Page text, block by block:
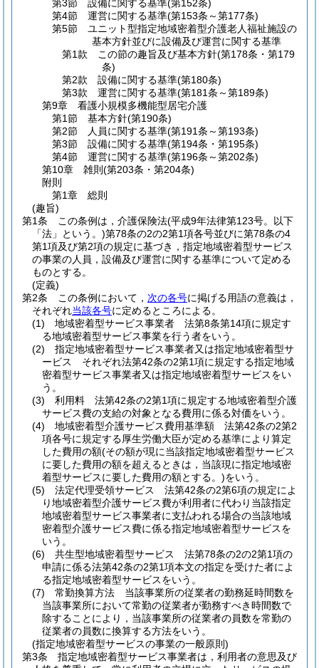
第3節
設備に関する基準(第152条)
第4節
運営に関する基準(第153条～第177条)
第5節
ユニット型指定地域密着型介護老人福祉施設の
基本方針並びに設備及び運営に関する基準
第1款
この節の趣旨及び基本方針(第178条・第179
条)
第2款
設備に関する基準(第180条)
第3款
運営に関する基準(第181条～第189条)
第9章
看護小規模多機能型居宅介護
第1節
基本方針(第190条)
第2節
人員に関する基準(第191条～第193条)
第3節
設備に関する基準(第194条・第195条)
第4節
運営に関する基準(第196条～第202条)
第10章
雑則 (第203条・第204条)
附則
第1章
総則
(趣旨)
第1条
この条例は，介護保険法(平成9年法律第123号。以下
「法」という。)第78条の2の2第1項各号並びに第78条の4
第1項及び第2項の規定に基づき，指定地域密着型サービス
の事業の人員，設備及び運営に関する基準について定める
ものとする。
(定義)
第2条
この条例において， 次の各号に掲げる用語の意義は，
それぞれ当該各号に定めるところによる。
(1)
地域密着型サービス事業者 法第8条第14項に規定す
る地域密着型サービス事業を行う者をいう。
(2)
指定地域密着型サービス事業者又は指定地域密着型サ
ービス それぞれ法第42条の2第1項に規定する指定地域
密着型サービス事業者又は指定地域密着型サービスをい
う。
(3)
利用料 法第42条の2第1項に規定する地域密着型介護
サービス費の支給の対象となる費用に係る対価をいう。
(4)
地域密着型介護サービス費用基準額 法第42条の2第2
項各号に規定する厚生労働大臣が定める基準により算定
した費用の額(その額が現に当該指定地域密着型サービス
に要した費用の額を超えるときは，当該現に指定地域密
着型サービスに要した費用の額とする。)をいう。
(5)
法定代理受領サービス 法第42条の2第6項の規定によ
り地域密着型介護サービス費が利用者に代わり当該指定
地域密着型サービス事業者に支払われる場合の当該地域
密着型介護サービス費に係る指定地域密着型サービスを
いう。
(6)
共生型地域密着型サービス 法第78条の2の2第1項の
申請に係る法第42条の2第1項本文の指定を受けた者によ
る指定地域密着型サービスをいう。
(7)
常勤換算方法 当該事業所の従業者の勤務延時間数を
当該事業所において常勤の従業者が勤務すべき時間数で
除することにより，当該事業所の従業者の員数を常勤の
従業者の員数に換算する方法をいう。
(指定地域密着型サービスの事業の一般原則)
第3条
指定地域密着型サービス事業者は，利用者の意思及び